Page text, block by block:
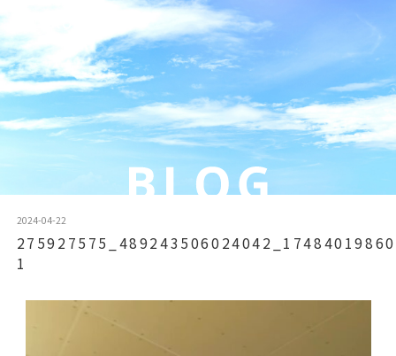
2024-04-22
1